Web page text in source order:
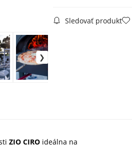
Sledovať produkt
ZIO CIRO ideálna na